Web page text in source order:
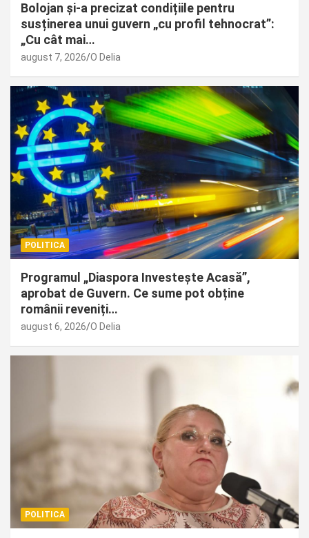
Bolojan și-a precizat condițiile pentru
susținerea unui guvern „cu profil tehnocrat”:
„Cu cât mai…
august 7, 2026 O Delia
POLITICA
Programul „Diaspora Investește Acasă”,
aprobat de Guvern. Ce sume pot obține
românii reveniți…
august 6, 2026 O Delia
POLITICA